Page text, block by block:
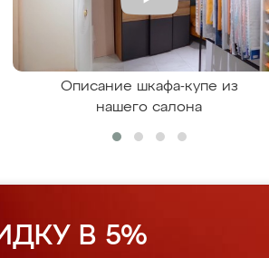
Описание шкафа-купе из
нашего салона
В 5%